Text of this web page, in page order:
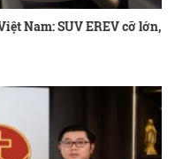
Nam: SUV EREV cỡ lớn,